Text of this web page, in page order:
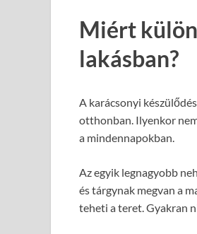
Miért
lakásban?
A karácsonyi
otthonban. Ilyenkor
a mindennapokban.
Az egyik legnagyobb
és tárgynak megvan a
teheti a teret. Gyakran